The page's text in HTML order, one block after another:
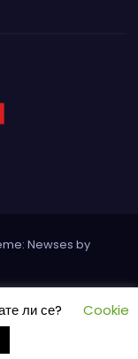
Newses by
ли се?
Cookie